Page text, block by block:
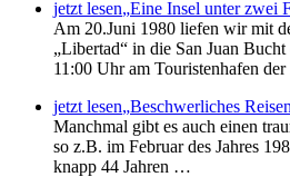
jetzt lesen Eine Insel unter zwei
Am 20.Juni 1980 liefen wir mit
Libertad
in die San Juan
11:00 Uhr am Touristenhafen
jetzt lesen Beschwerliches Reisen
Manchmal gibt es auch einen
so z.B. im Februar des Jahres
knapp 44 Jahren …